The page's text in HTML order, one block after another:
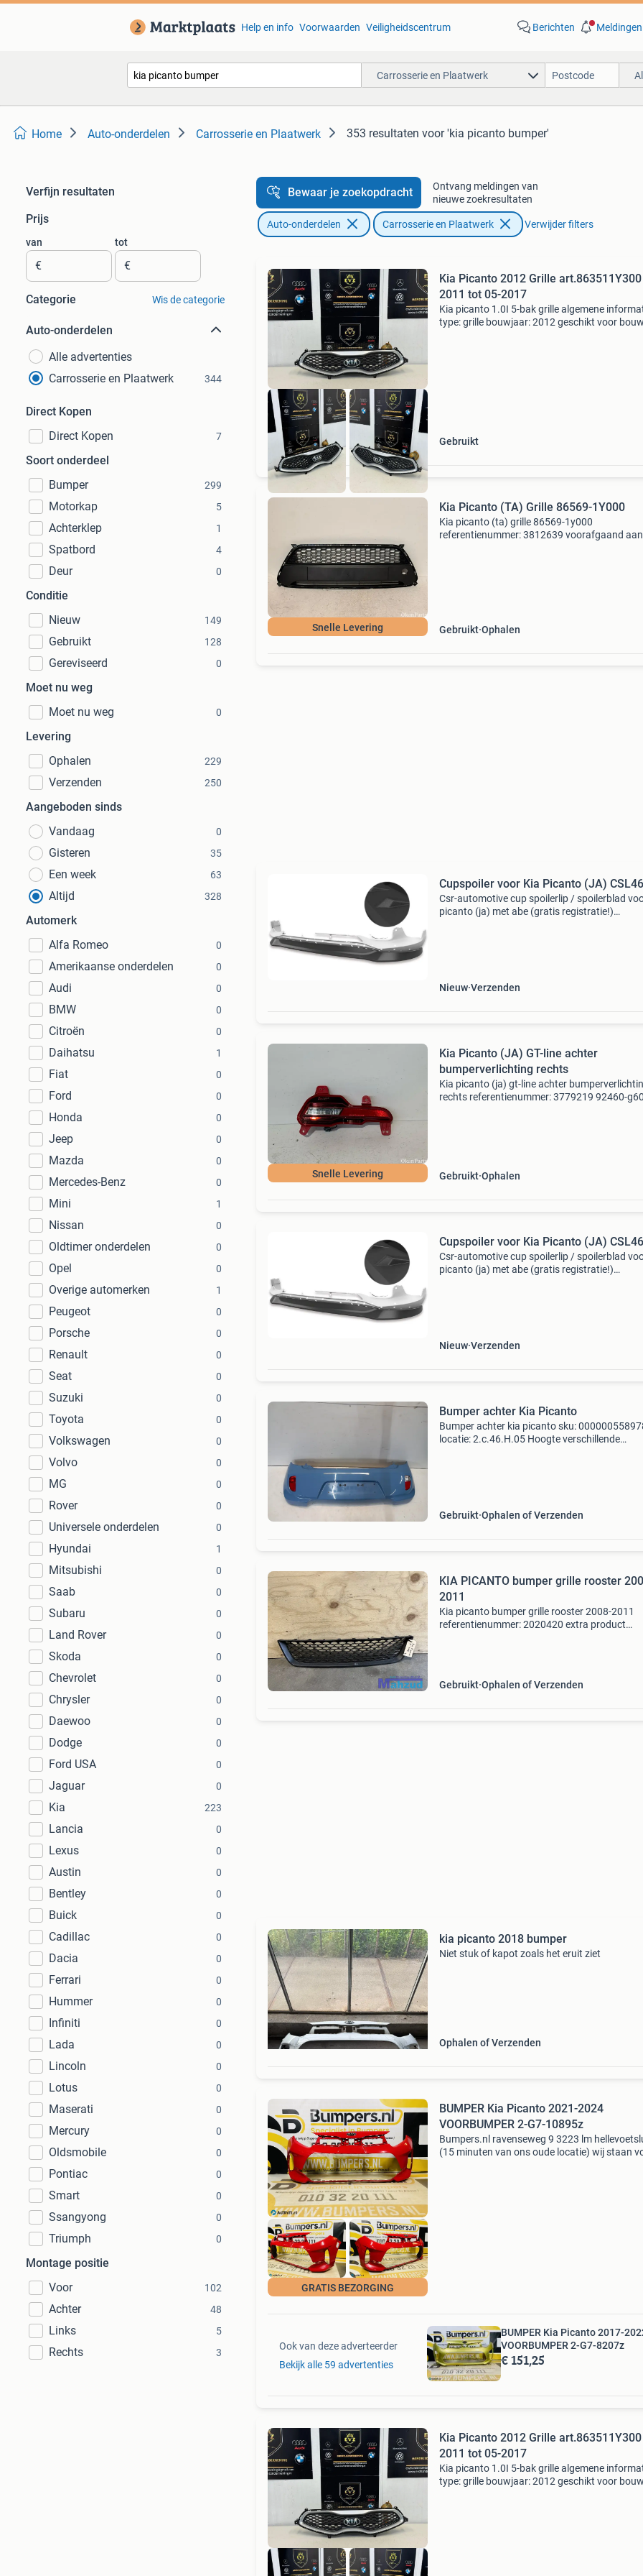
Help en info Voorwaarden Veiligheidscentrum Berichten Meldingen
Carrosserie en Plaatwerk
Home Auto-onderdelen Carrosserie en Plaatwerk 353 resultaten voor 'kia picanto bumper'
Verfijn resultaten
Prijs
van
€
tot
€
Categorie Wis de categorie
Auto-onderdelen
Alle advertenties
Carrosserie en Plaatwerk
344
Direct Kopen
Direct Kopen
7
Soort onderdeel
Bumper
299
Motorkap 5
Achterklep 1
Spatbord 4
Deur 0
Conditie
Nieuw
149
Gebruikt 128
Gereviseerd 0
Moet nu weg
Moet nu weg
0
Levering
Ophalen
229
Verzenden 250
Aangeboden sinds
Vandaag
0
Gisteren 35
Een week 63
Altijd 328
Automerk
Alfa Romeo
0
Amerikaanse onderdelen 0
Audi 0
BMW 0
Citroën 0
Daihatsu 1
Fiat 0
Ford 0
Honda 0
Jeep 0
Mazda 0
Mercedes-Benz 0
Mini 1
Nissan 0
Oldtimer onderdelen 0
Opel 0
Overige automerken 1
Peugeot 0
Porsche 0
Renault 0
Seat 0
Suzuki 0
Toyota 0
Volkswagen 0
Volvo 0
MG 0
Rover 0
Universele onderdelen 0
Hyundai 1
Mitsubishi 0
Saab 0
Subaru 0
Land Rover 0
Skoda 0
Chevrolet 0
Chrysler 0
Daewoo 0
Dodge 0
Ford USA 0
Jaguar 0
Kia 223
Lancia 0
Lexus 0
Austin 0
Bentley 0
Buick 0
Cadillac 0
Dacia 0
Ferrari 0
Hummer 0
Infiniti 0
Lada 0
Lincoln 0
Lotus 0
Maserati 0
Mercury 0
Oldsmobile 0
Pontiac 0
Smart 0
Ssangyong 0
Triumph 0
Montage positie
Voor
102
Achter 48
Links 5
Rechts 3
Bewaar je zoekopdracht
Ontvang meldingen van
nieuwe zoekresultaten
Auto-onderdelen Carrosserie en Plaatwerk Verwijder filters
Kia Picanto 2012 Grille
2011 tot 05-2017
Kia picanto 1.0I 5-bak grille algemene
type: grille bouwjaar: 2012 geschikt voor
Gebruikt
Snelle Levering
Kia Picanto (TA) Grille 86569-1Y000
Kia picanto (ta) grille 86569-1y000
referentienummer: 3812639 voorafgaand
Gebruikt Ophalen
Cupspoiler voor Kia Picanto (JA)
Csr-automotive cup spoilerlip / spoilerblad
picanto (ja) met abe (gratis registratie!)
Nieuw Verzenden
Snelle Levering
Kia Picanto (JA) GT-line achter
bumperverlichting rechts
Kia picanto (ja) gt-line achter
rechts referentienummer: 3779219 92460-
Gebruikt Ophalen
Cupspoiler voor Kia Picanto (JA)
Csr-automotive cup spoilerlip / spoilerblad
picanto (ja) met abe (gratis registratie!)
Nieuw Verzenden
Bumper achter Kia Picanto
Bumper achter kia picanto sku:
locatie: 2.c.46.H.05 Hoogte verschillende
Gebruikt Ophalen of Verzenden
KIA PICANTO bumper grille rooster
2011
Kia picanto bumper grille rooster 2008-2011
referentienummer: 2020420 extra product
Gebruikt Ophalen of Verzenden
kia picanto 2018 bumper
Niet stuk of kapot zoals het eruit ziet
Ophalen of Verzenden
GRATIS BEZORGING
BUMPER Kia Picanto 2021-2024
VOORBUMPER 2-G7-10895z
Bumpers.nl ravenseweg 9 3223 lm
(15 minuten van ons oude locatie) wij staan
Ook van deze adverteerder
Bekijk alle 59 advertenties
BUMPER Kia Picanto 2017-
VOORBUMPER 2-G7-8207z
€ 151,25
Kia Picanto 2012 Grille
2011 tot 05-2017
Kia picanto 1.0I 5-bak grille algemene
type: grille bouwjaar: 2012 geschikt voor